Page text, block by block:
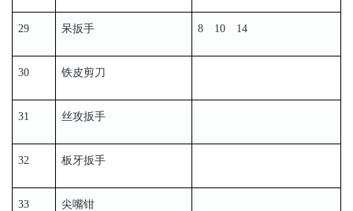
29 呆扳手 8 10 14
30 铁皮剪刀
31 丝攻扳手
32 板牙扳手
33 尖嘴钳